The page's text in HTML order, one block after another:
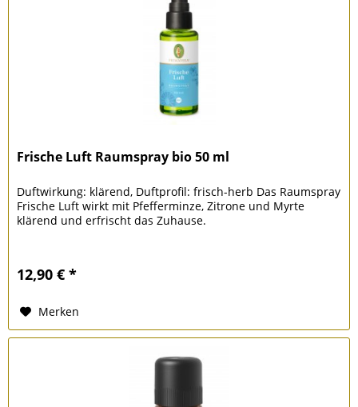
Frische Luft Raumspray bio 50 ml
Duftwirkung: klärend, Duftprofil: frisch-herb Das Raumspray
Frische Luft wirkt mit Pfefferminze, Zitrone und Myrte
klärend und erfrischt das Zuhause.
12,90 € *
Merken